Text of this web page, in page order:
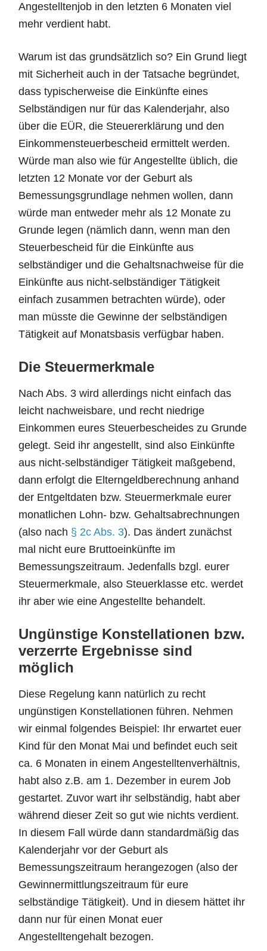
Angestelltenjob in den letzten 6 Monaten viel
mehr verdient habt.
Warum ist das grundsätzlich so? Ein Grund liegt
mit Sicherheit auch in der Tatsache begründet,
dass typischerweise die Einkünfte eines
Selbständigen nur für das Kalenderjahr, also
über die EÜR, die Steuererklärung und den
Einkommensteuerbescheid ermittelt werden.
Würde man also wie für Angestellte üblich, die
letzten 12 Monate vor der Geburt als
Bemessungsgrundlage nehmen wollen, dann
würde man entweder mehr als 12 Monate zu
Grunde legen (nämlich dann, wenn man den
Steuerbescheid für die Einkünfte aus
selbständiger und die Gehaltsnachweise für die
Einkünfte aus nicht-selbständiger Tätigkeit
einfach zusammen betrachten würde), oder
man müsste die Gewinne der selbständigen
Tätigkeit auf Monatsbasis verfügbar haben.
Die Steuermerkmale
Nach Abs. 3 wird allerdings nicht einfach das
leicht nachweisbare, und recht niedrige
Einkommen eures Steuerbescheides zu Grunde
gelegt. Seid ihr angestellt, sind also Einkünfte
aus nicht-selbständiger Tätigkeit maßgebend,
dann erfolgt die Elterngeldberechnung anhand
der Entgeltdaten bzw. Steuermerkmale eurer
monatlichen Lohn- bzw. Gehaltsabrechnungen
(also nach § 2c Abs. 3). Das ändert zunächst
mal nicht eure Bruttoeinkünfte im
Bemessungszeitraum. Jedenfalls bzgl. eurer
Steuermerkmale, also Steuerklasse etc. werdet
ihr aber wie eine Angestellte behandelt.
Ungünstige Konstellationen bzw.
verzerrte Ergebnisse sind
möglich
Diese Regelung kann natürlich zu recht
ungünstigen Konstellationen führen. Nehmen
wir einmal folgendes Beispiel: Ihr erwartet euer
Kind für den Monat Mai und befindet euch seit
ca. 6 Monaten in einem Angestelltenverhältnis,
habt also z.B. am 1. Dezember in eurem Job
gestartet. Zuvor wart ihr selbständig, habt aber
während dieser Zeit so gut wie nichts verdient.
In diesem Fall würde dann standardmäßig das
Kalenderjahr vor der Geburt als
Bemessungszeitraum herangezogen (also der
Gewinnermittlungszeitraum für eure
selbständige Tätigkeit). Und in diesem hättet ihr
dann nur für einen Monat euer
Angestelltengehalt bezogen.